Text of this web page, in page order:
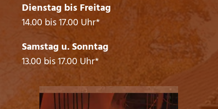
Dienstag bis Freitag
14.00 bis 17.00 Uhr*
Samstag u. Sonntag
13.00 bis 17.00 Uhr*